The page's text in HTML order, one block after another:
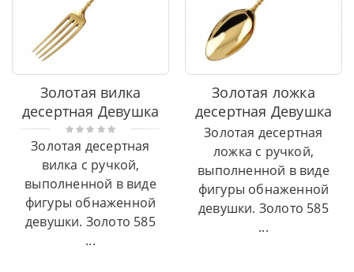
Золотая вилка
десертная Девушка
Золотая десертная
вилка с ручкой,
выполненной в виде
фигуры обнаженной
девушки. Золото 585
...
Золотая ложка
десертная Девушка
Золотая десертная
ложка с ручкой,
выполненной в виде
фигуры обнаженной
девушки. Золото 585
...